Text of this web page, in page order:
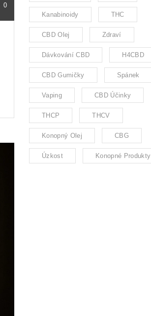
0
Kanabinoidy THC
CBD Olej Zdraví
Dávkování CBD H4CBD
CBD Gumičky Spánek
Vaping CBD Účinky
THCP THCV
Konopný Olej CBG
Úzkost Konopné Produkty